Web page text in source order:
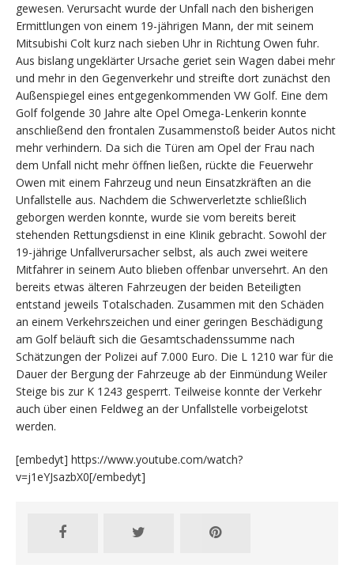
gewesen. Verursacht wurde der Unfall nach den bisherigen
Ermittlungen von einem 19-jährigen Mann, der mit seinem
Mitsubishi Colt kurz nach sieben Uhr in Richtung Owen fuhr.
Aus bislang ungeklärter Ursache geriet sein Wagen dabei mehr
und mehr in den Gegenverkehr und streifte dort zunächst den
Außenspiegel eines entgegenkommenden VW Golf. Eine dem
Golf folgende 30 Jahre alte Opel Omega-Lenkerin konnte
anschließend den frontalen Zusammenstoß beider Autos nicht
mehr verhindern. Da sich die Türen am Opel der Frau nach
dem Unfall nicht mehr öffnen ließen, rückte die Feuerwehr
Owen mit einem Fahrzeug und neun Einsatzkräften an die
Unfallstelle aus. Nachdem die Schwerverletzte schließlich
geborgen werden konnte, wurde sie vom bereits bereit
stehenden Rettungsdienst in eine Klinik gebracht. Sowohl der
19-jährige Unfallverursacher selbst, als auch zwei weitere
Mitfahrer in seinem Auto blieben offenbar unversehrt. An den
bereits etwas älteren Fahrzeugen der beiden Beteiligten
entstand jeweils Totalschaden. Zusammen mit den Schäden
an einem Verkehrszeichen und einer geringen Beschädigung
am Golf beläuft sich die Gesamtschadenssumme nach
Schätzungen der Polizei auf 7.000 Euro. Die L 1210 war für die
Dauer der Bergung der Fahrzeuge ab der Einmündung Weiler
Steige bis zur K 1243 gesperrt. Teilweise konnte der Verkehr
auch über einen Feldweg an der Unfallstelle vorbeigelotst
werden.
[embedyt] https://www.youtube.com/watch?
v=j1eYJsazbX0[/embedyt]